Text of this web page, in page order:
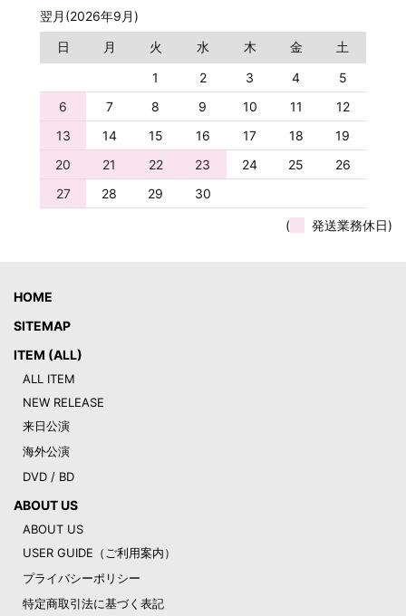
翌月(2026年9月)
日
月 火 水 木 金
土
1
2 3 4
5
6
7 8 9 10 11
12
13
14 15 16 17 18
19
20
21 22 23 24 25
26
27
28 29 30
( 発送業務休日)
HOME
SITEMAP
ITEM (ALL)
ALL ITEM
NEW RELEASE
来日公演
海外公演
DVD / BD
ABOUT US
ABOUT US
USER GUIDE（ご利用案内）
プライバシーポリシー
特定商取引法に基づく表記